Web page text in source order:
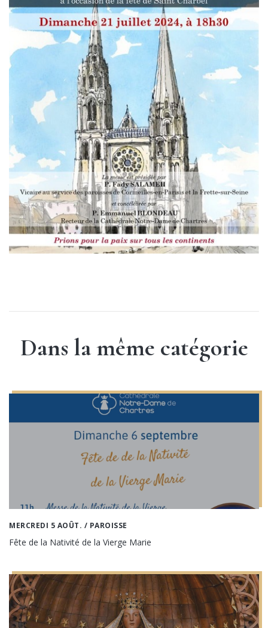
Dans la même catégorie
MERCREDI 5 AOÛT. / PAROISSE
Fête de la Nativité de la Vierge Marie